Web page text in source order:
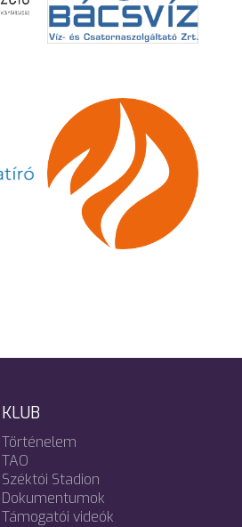
KLUB
Történelem
TAO
Széktói Stadion
Dokumentumok
Támogatói videók